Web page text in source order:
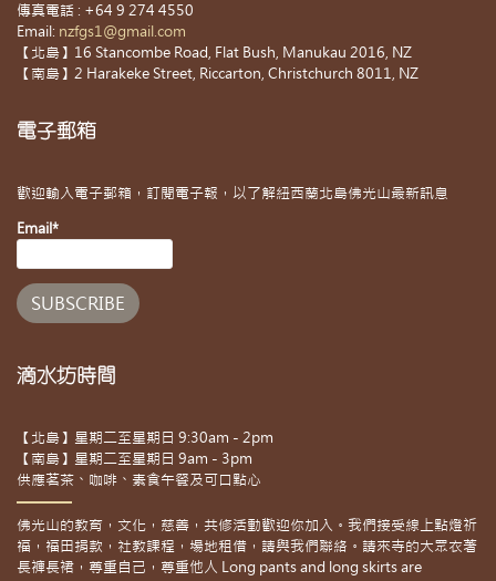
傳真電話 : +64 9 274 4550
Email: nzfgs1@gmail.com
【北島】16 Stancombe Road, Flat Bush, Manukau 2016, NZ
【南島】2 Harakeke Street, Riccarton, Christchurch 8011, NZ
電子郵箱
歡迎輸入電子郵箱，訂閱電子報，以了解紐西蘭北島佛光山最新訊息
Email*
滴水坊時間
【北島】星期二至星期日 9:30am - 2pm
【南島】星期二至星期日 9am - 3pm
供應茗茶、咖啡、素食午餐及可口點心
佛光山的教育，文化，慈善，共修活動歡迎你加入。我們接受線上點燈祈
福，福田捐款，社教課程，場地租借，請與我們聯絡。請來寺的大眾衣著
長褲長裙，尊重自己，尊重他人 Long pants and long skirts are